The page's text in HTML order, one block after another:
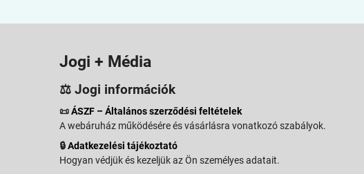
Jogi + Média
⚖️ Jogi információk
📜ÁSZF – Általános szerződési feltételek
A webáruház működésére és vásárlásra vonatkozó szabályok.
🔒Adatkezelési tájékoztató
Hogyan védjük és kezeljük az Ön személyes adatait.